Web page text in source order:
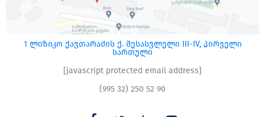
1 ლიზიკო ქავთარაძის ქ. შესასვლელი III-IV, პირველი
სართული
[javascript protected email address]
(995 32) 250 52 90